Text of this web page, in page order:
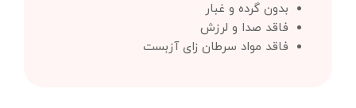
بدون گرده و غبار
فاقد صدا و لرزش
فاقد مواد سرطان زای آزبست